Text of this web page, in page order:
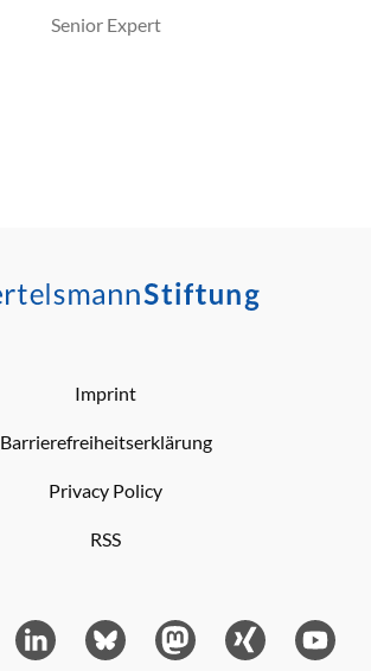
Senior Expert
Imprint
Barrierefreiheitserklärung
Privacy Policy
RSS